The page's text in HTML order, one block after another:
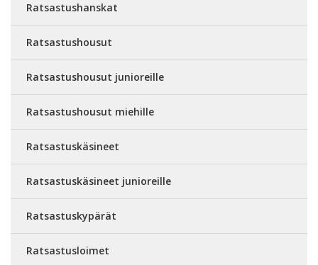
Ratsastushanskat
Ratsastushousut
Ratsastushousut junioreille
Ratsastushousut miehille
Ratsastuskäsineet
Ratsastuskäsineet junioreille
Ratsastuskypärät
Ratsastusloimet